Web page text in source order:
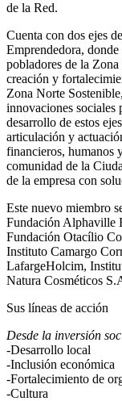
de la Red.
Cuenta con dos ejes
Emprendedora,
pobladores de la
creación y
Zona Norte
innovaciones sociales
desarrollo de estos
articulación y
financieros, humanos
comunidad de la
de la empresa con
Este nuevo miembro
Fundación Alphaville
Fundación Otacílio
Instituto Camargo
LafargeHolcim,
Natura Cosméticos
Sus líneas de acción
Desde la inversión
-Desarrollo local
-Inclusión económica
-Fortalecimiento de
-Cultura